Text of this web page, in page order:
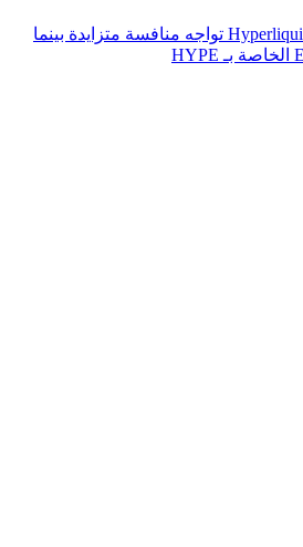
تقول جي بي مورغان إن Hyperliquid تواجه منافسة متزايدة بينما